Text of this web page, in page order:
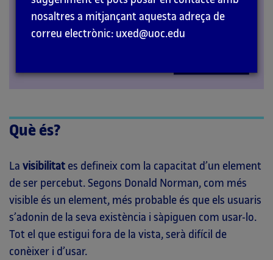
Què és?
La visibilitat es defineix com la capacitat d’un element
de ser percebut. Segons Donald Norman, com més
visible és un element, més probable és que els usuaris
s’adonin de la seva existència i sàpiguen com usar-lo.
Tot el que estigui fora de la vista, serà difícil de
conèixer i d’usar.
nosaltres a mitjançant aquesta adreça de
correu electrònic: uxed@uoc.edu